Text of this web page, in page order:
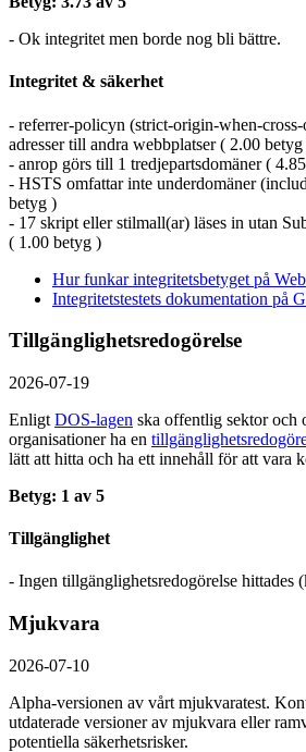
- Ok integritet men borde nog bli bättre.
Integritet & säkerhet
- referrer-policyn (strict-origin-when-
adresser till andra webbplatser ( 2.00 betyg
- anrop görs till 1 tredjepartsdomäner (
- HSTS omfattar inte underdomäner
betyg )
- 17 skript eller stilmall(ar) läses in utan
( 1.00 betyg )
Hur funkar integritetsbetyget på
Integritetstestets dokumentation på
Tillgänglighetsredogörelse
2026-07-19
Enligt DOS-lagen ska offentlig sektor och
organisationer ha en
lätt att hitta och ha ett innehåll för att vara
Betyg: 1 av 5
Tillgänglighet
- Ingen tillgänglighetsredogörelse hittades
Mjukvara
2026-07-10
Alpha-versionen av vårt mjukvaratest.
utdaterade versioner av mjukvara eller
potentiella säkerhetsrisker.